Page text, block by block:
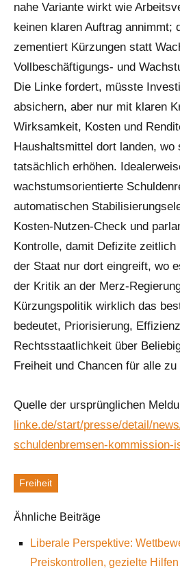
nahe Variante wirkt wie
keinen klaren Auftrag annimmt;
zementiert Kürzungen statt
Vollbeschäftigungs- und
Die Linke fordert, müsste
absichern, aber nur mit klaren
Wirksamkeit, Kosten und
Haushaltsmittel dort landen, wo
tatsächlich erhöhen.
wachstumsorientierte
automatischen
Kosten-Nutzen-Check und
Kontrolle, damit Defizite zeitlich
der Staat nur dort eingreift, wo
der Kritik an der Merz-
Kürzungspolitik wirklich das
bedeutet, Priorisierung,
Rechtsstaatlichkeit über
Freiheit und Chancen für alle zu
Quelle der ursprünglichen
linke.de/start/presse/detail/
schuldenbremsen-kommission-
Schlagworte
Freiheit
Ähnliche Beiträge
Liberale Perspektive:
Preiskontrollen, gezielte